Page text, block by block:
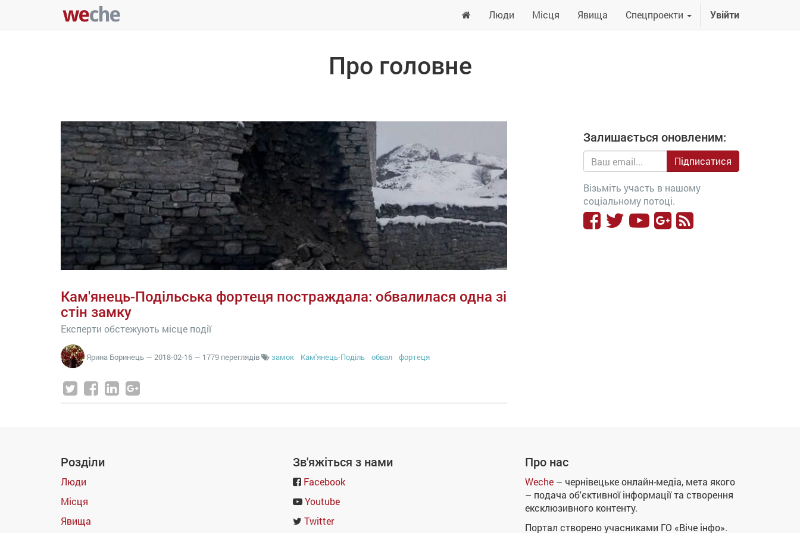
Люди Місця Явища Спецпроекти Увійти
Про головне
Кам'янець-Подільська фортеця постраждала: обвалилася одна зі
стін замку
Експерти обстежують місце події
Ярина Боринець — 2018-02-16 — 1779 переглядів замок Кам'янець-Поділь обвал фортеця
Залишається оновленим:
Підписатися
Візьміть участь в нашому
соціальному потоці.
Розділи
Люди
Місця
Явища
Зв'яжіться з нами
Facebook
Youtube
Twitter
Про нас
Weche – чернівецьке онлайн-медіа, мета якого
– подача об'єктивної інформації та створення
ексклюзивного контенту.
Портал створено учасниками ГО «Віче інфо».